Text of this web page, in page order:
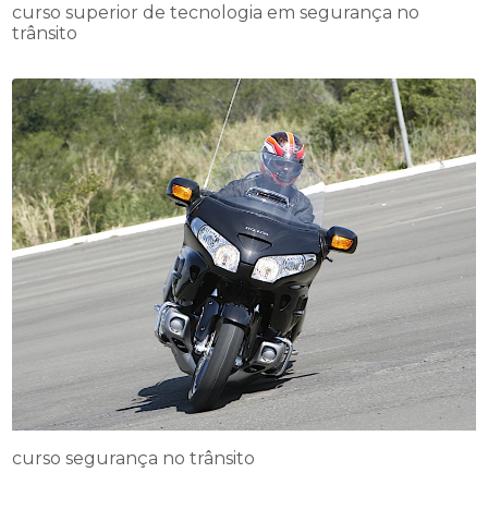
curso superior de tecnologia em segurança no
trânsito
curso segurança no trânsito